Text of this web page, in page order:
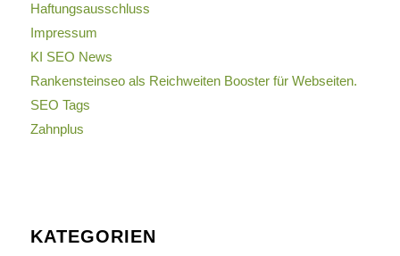
Haftungsausschluss
Impressum
KI SEO News
Rankensteinseo als Reichweiten Booster für Webseiten.
SEO Tags
Zahnplus
KATEGORIEN